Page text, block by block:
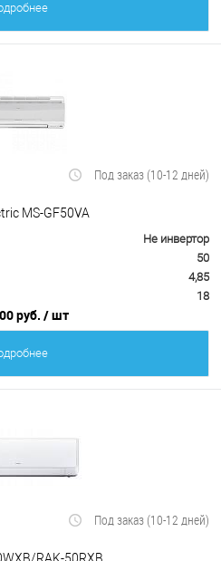
Под заказ (10-12 дней)
MS-GF50VA
Не инвертор
50
4,85
18
руб. / шт
Под заказ (10-12 дней)
RAK-50RXB